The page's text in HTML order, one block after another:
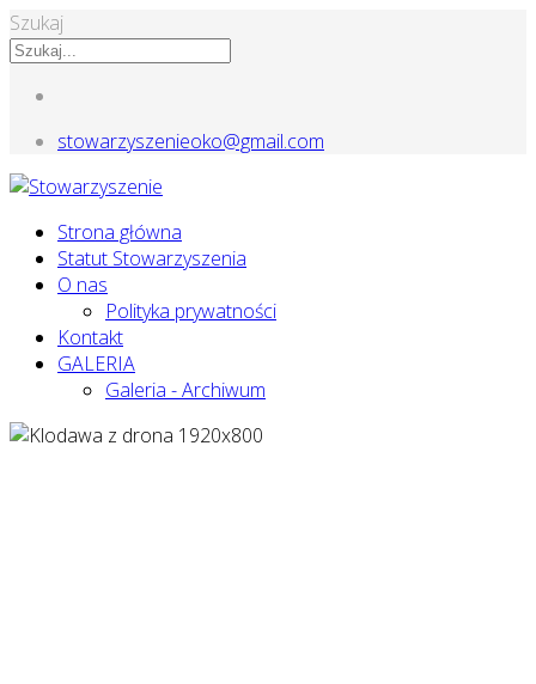
Szukaj
stowarzyszenieoko@gmail.com
Strona główna
Statut Stowarzyszenia
O nas
Polityka prywatności
Kontakt
GALERIA
Galeria - Archiwum